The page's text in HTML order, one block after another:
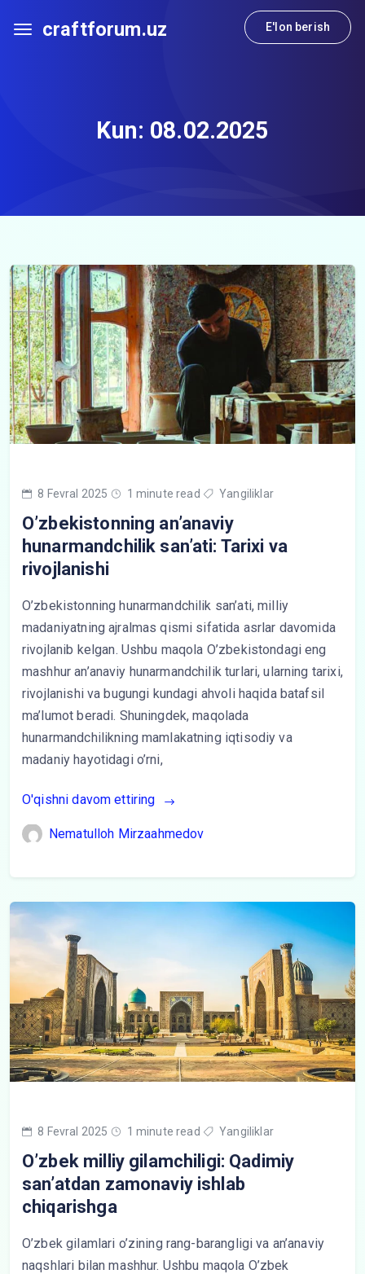
craftforum.uz E'lon berish
Kun: 08.02.2025
8 Fevral 2025 1 minute read Yangiliklar
O’zbekistonning an’anaviy
hunarmandchilik san’ati: Tarixi va
rivojlanishi
O’zbekistonning hunarmandchilik san’ati, milliy
madaniyatning ajralmas qismi sifatida asrlar davomida
rivojlanib kelgan. Ushbu maqola O’zbekistondagi eng
mashhur an’anaviy hunarmandchilik turlari, ularning tarixi,
rivojlanishi va bugungi kundagi ahvoli haqida batafsil
ma’lumot beradi. Shuningdek, maqolada
hunarmandchilikning mamlakatning iqtisodiy va
madaniy hayotidagi o’rni,
O'qishni davom ettiring
Nematulloh Mirzaahmedov
8 Fevral 2025 1 minute read Yangiliklar
O’zbek milliy gilamchiligi: Qadimiy
san’atdan zamonaviy ishlab
chiqarishga
O’zbek gilamlari o’zining rang-barangligi va an’anaviy
naqshlari bilan mashhur. Ushbu maqola O’zbek